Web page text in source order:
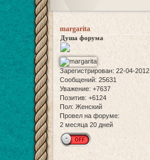
margarita
Душа форума
Зарегистрирован: 22-04-2012
Сообщений: 25631
Уважение: +7637
Позитив: +6124
Пол: Женский
Провел на форуме:
2 месяца 20 дней